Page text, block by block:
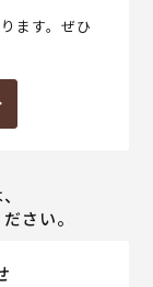
ます。ぜひ
さい。